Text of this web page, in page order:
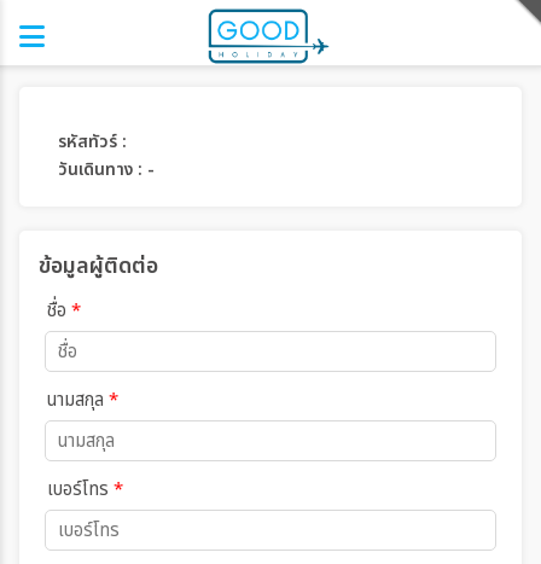
รหัสทัวร์ :
วันเดินทาง : -
ข้อมูลผู้ติดต่อ
ชื่อ *
นามสกุล *
เบอร์โทร *